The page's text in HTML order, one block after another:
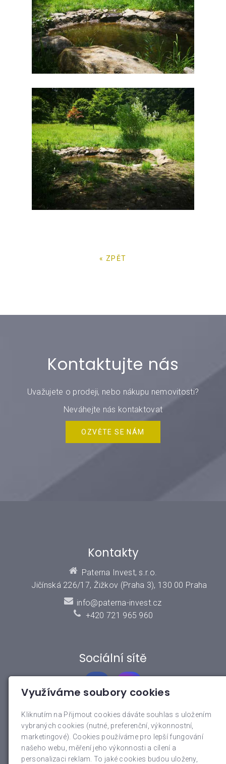
« ZPĚT
Kontaktujte nás
Uvažujete o prodeji, nebo nákupu nemovitosti?
Neváhejte nás kontaktovat
OZVĚTE SE NÁM
Kontakty
Paterna Invest, s.r.o.
Jičínská 226/17, Žižkov (Praha 3), 130 00 Praha
info@paterna-invest.cz
+420 721 965 960
Sociální sítě
Rychlé menu
O nás
Využíváme soubory cookies
Kliknutím na Přijmout cookies dáváte souhlas s uložením
vybraných cookies (nutné, preferenční, výkonnostní,
marketingové). Cookies používáme pro lepší fungování
našeho webu, měření jeho výkonnosti a cílení a
personalizaci reklam. To jaké cookies budou uloženy,